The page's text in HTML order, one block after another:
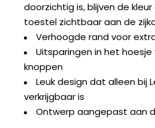
doorzichtig is, blijven de
toestel zichtbaar aan de
Verhoogde rand voor
Uitsparingen in het
knoppen
Leuk design dat alleen bij
verkrijgbaar is
Ontwerp aangepast aan